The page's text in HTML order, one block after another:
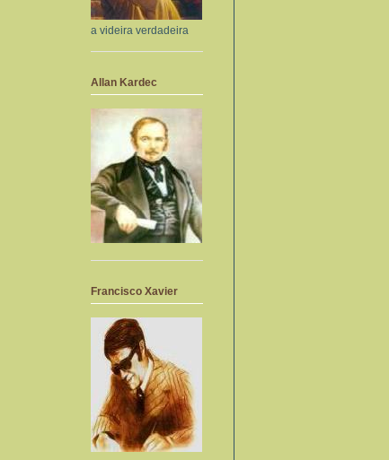
a videira verdadeira
Allan Kardec
Francisco Xavier